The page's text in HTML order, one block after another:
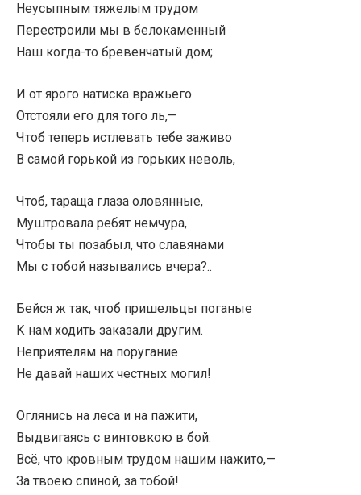
Неусыпным тяжелым трудом
Перестроили мы в белокаменный
Наш когда-то бревенчатый дом;
И от ярого натиска вражьего
Отстояли его для того ль,—
Чтоб теперь истлевать тебе заживо
В самой горькой из горьких неволь,
Чтоб, тараща глаза оловянные,
Муштровала ребят немчура,
Чтобы ты позабыл, что славянами
Мы с тобой назывались вчера?..
Бейся ж так, чтоб пришельцы поганые
К нам ходить заказали другим.
Неприятелям на поругание
Не давай наших честных могил!
Оглянись на леса и на пажити,
Выдвигаясь с винтовкою в бой:
Всё, что кровным трудом нашим нажито,—
За твоею спиной, за тобой!